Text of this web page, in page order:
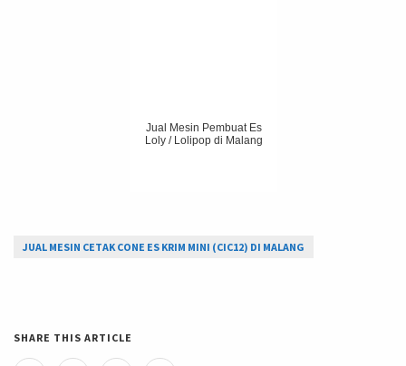
Jual Mesin Pembuat Es
Loly / Lolipop di Malang
JUAL MESIN CETAK CONE ES KRIM MINI (CIC12) DI MALANG
SHARE THIS ARTICLE